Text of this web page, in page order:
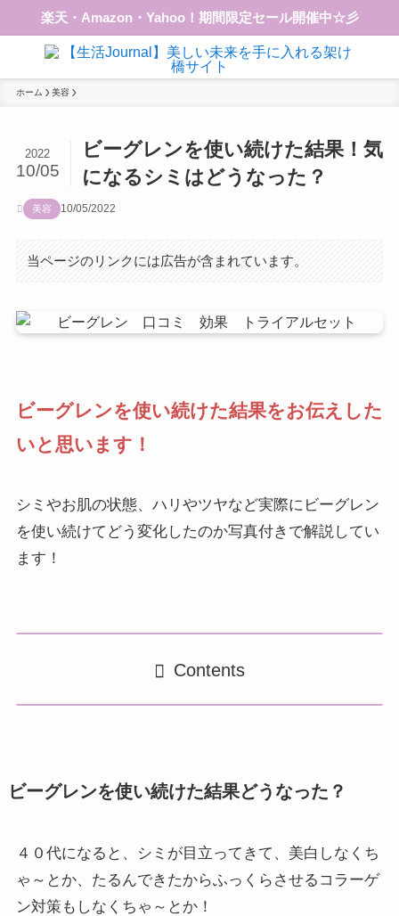
楽天・Amazon・Yahoo！期間限定セール開催中☆彡
ホーム 美容
ビーグレンを使い続けた結果！気
になるシミはどうなった？
2022
10/05
美容 10/05/2022
当ページのリンクには広告が含まれています。
ビーグレンを使い続けた結果をお伝えした
いと思います！
シミやお肌の状態、ハリやツヤなど実際にビーグレン
を使い続けてどう変化したのか写真付きで解説してい
ます！
Contents
ビーグレンを使い続けた結果どうなった？
４０代になると、シミが目立ってきて、美白しなくち
ゃ～とか、たるんできたからふっくらさせるコラーゲ
ン対策もしなくちゃ～とか！